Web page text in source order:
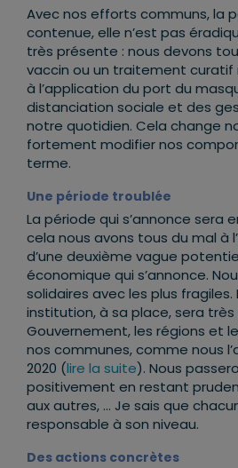
Avec nos efforts communs, la
contenue, elle n’est pas
très présente : nous devons
vaccin ou un traitement curatif
à l’application du port du
distanciation sociale et des
notre quotidien. Cela change
fortement modifier nos
terme.
Une période troublée
La période qui s’annonce sera
cela nous avons tous du mal à
d’une deuxième vague
économique qui s’annonce.
solidaires avec les plus fragiles.
institution, à sa place, sera
Gouvernement, les régions et
nos communes, comme nous
2020 (lire la suite). Nous
positivement en restant
aux autres, … Je sais que
responsable à son niveau.
Des actions concrètes